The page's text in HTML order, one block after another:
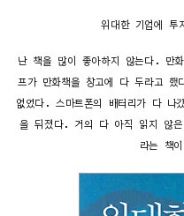
위대한 기업에
난 책을 많이 좋아하지 않는다. 만
프가 만화책을 창고에 다 두라고
없었다. 스마트폰의 배터리가 다 나
을 뒤졌다. 거의 다 아직 읽지 않
라는 책